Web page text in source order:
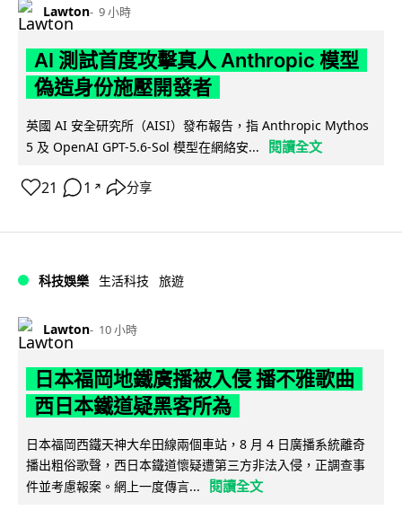
Lawton 9 小時
AI 測試首度攻擊真人 Anthropic 模型
偽造身份施壓開發者
英國 AI 安全研究所（AISI）發布報告，指 Anthropic Mythos
5 及 OpenAI GPT-5.6-Sol 模型在網絡安...
閱讀全文
21 1 ↗ 分享
科技娛樂 生活科技 旅遊
Lawton 10 小時
日本福岡地鐵廣播被入侵 播不雅歌曲
西日本鐵道疑黑客所為
日本福岡西鐵天神大牟田線兩個車站，8 月 4 日廣播系統離奇
播出粗俗歌聲，西日本鐵道懷疑遭第三方非法入侵，正調查事
件並考慮報案。網上一度傳言...
閱讀全文